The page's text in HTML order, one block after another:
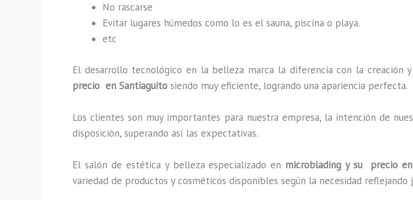
No rascarse
Evitar lugares húmedos como lo es el sauna, piscina o playa.
etc
El desarrollo tecnológico en la belleza marca la diferencia con la creación
precio en Santiaguito siendo muy eficiente, logrando una apariencia perfecta.
Los clientes son muy importantes para nuestra empresa, la intención de
disposición, superando así las expectativas.
El salón de estética y belleza especializado en microblading y su precio
variedad de productos y cosméticos disponibles según la necesidad reflejando